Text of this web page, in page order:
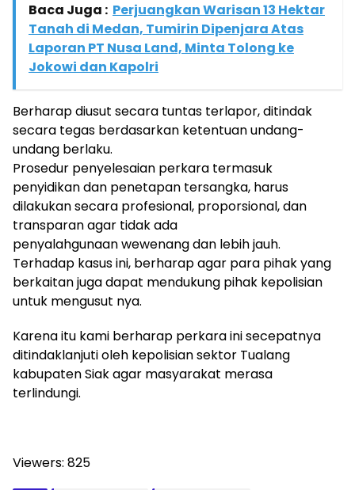
Baca Juga : Perjuangkan Warisan 13 Hektar
Tanah di Medan, Tumirin Dipenjara Atas
Laporan PT Nusa Land, Minta Tolong ke
Jokowi dan Kapolri
Berharap diusut secara tuntas terlapor, ditindak
secara tegas berdasarkan ketentuan undang-
undang berlaku.
Prosedur penyelesaian perkara termasuk
penyidikan dan penetapan tersangka, harus
dilakukan secara profesional, proporsional, dan
transparan agar tidak ada
penyalahgunaan wewenang dan lebih jauh.
Terhadap kasus ini, berharap agar para pihak yang
berkaitan juga dapat mendukung pihak kepolisian
untuk mengusut nya.
Karena itu kami berharap perkara ini secepatnya
ditindaklanjuti oleh kepolisian sektor Tualang
kabupaten Siak agar masyarakat merasa
terlindungi.
Viewers: 825